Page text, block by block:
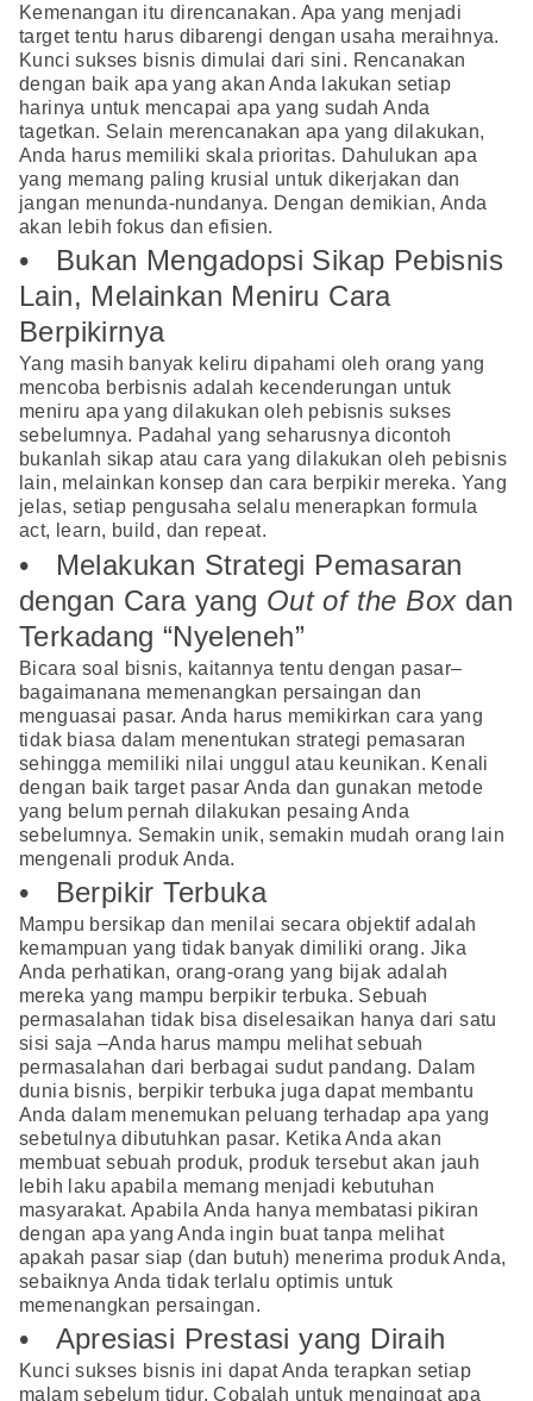
Kemenangan itu direncanakan. Apa yang menjadi
target tentu harus dibarengi dengan usaha meraihnya.
Kunci sukses bisnis dimulai dari sini. Rencanakan
dengan baik apa yang akan Anda lakukan setiap
harinya untuk mencapai apa yang sudah Anda
tagetkan. Selain merencanakan apa yang dilakukan,
Anda harus memiliki skala prioritas. Dahulukan apa
yang memang paling krusial untuk dikerjakan dan
jangan menunda-nundanya. Dengan demikian, Anda
akan lebih fokus dan efisien.
• Bukan Mengadopsi Sikap Pebisnis
Lain, Melainkan Meniru Cara
Berpikirnya
Yang masih banyak keliru dipahami oleh orang yang
mencoba berbisnis adalah kecenderungan untuk
meniru apa yang dilakukan oleh pebisnis sukses
sebelumnya. Padahal yang seharusnya dicontoh
bukanlah sikap atau cara yang dilakukan oleh pebisnis
lain, melainkan konsep dan cara berpikir mereka. Yang
jelas, setiap pengusaha selalu menerapkan formula
act, learn, build, dan repeat.
• Melakukan Strategi Pemasaran
dengan Cara yang Out of the Boxdan
Terkadang “Nyeleneh”
Bicara soal bisnis, kaitannya tentu dengan pasar–
bagaimanana memenangkan persaingan dan
menguasai pasar. Anda harus memikirkan cara yang
tidak biasa dalam menentukan strategi pemasaran
sehingga memiliki nilai unggul atau keunikan. Kenali
dengan baik target pasar Anda dan gunakan metode
yang belum pernah dilakukan pesaing Anda
sebelumnya. Semakin unik, semakin mudah orang lain
mengenali produk Anda.
• Berpikir Terbuka
Mampu bersikap dan menilai secara objektif adalah
kemampuan yang tidak banyak dimiliki orang. Jika
Anda perhatikan, orang-orang yang bijak adalah
mereka yang mampu berpikir terbuka. Sebuah
permasalahan tidak bisa diselesaikan hanya dari satu
sisi saja –Anda harus mampu melihat sebuah
permasalahan dari berbagai sudut pandang. Dalam
dunia bisnis, berpikir terbuka juga dapat membantu
Anda dalam menemukan peluang terhadap apa yang
sebetulnya dibutuhkan pasar. Ketika Anda akan
membuat sebuah produk, produk tersebut akan jauh
lebih laku apabila memang menjadi kebutuhan
masyarakat. Apabila Anda hanya membatasi pikiran
dengan apa yang Anda ingin buat tanpa melihat
apakah pasar siap (dan butuh) menerima produk Anda,
sebaiknya Anda tidak terlalu optimis untuk
memenangkan persaingan.
• Apresiasi Prestasi yang Diraih
Kunci sukses bisnis ini dapat Anda terapkan setiap
malam sebelum tidur. Cobalah untuk mengingat apa